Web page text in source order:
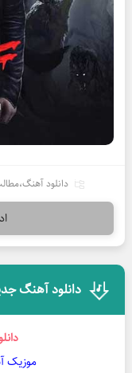
دانلود آهنگ،
دانلود آهنگ
موزیک